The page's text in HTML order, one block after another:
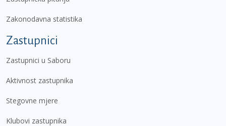
Zakonodavna statistika
Zastupnici
Zastupnici u Saboru
Aktivnost zastupnika
Stegovne mjere
Klubovi zastupnika